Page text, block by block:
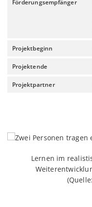
Förderungsempfänger
Projektbeginn
Projektende
Projektpartner
Lernen im